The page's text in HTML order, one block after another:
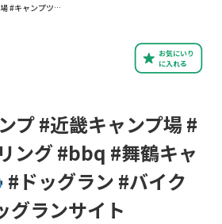
#yama #キャンプ #近畿キャンプ場 #キャンプツーリング #bbq #舞鶴キャンプ場
プ #近畿キャンプ場 #
ング #bbq #舞鶴キャ
#ドッグラン #バイク
グランサイト
お気にいり
に入れる